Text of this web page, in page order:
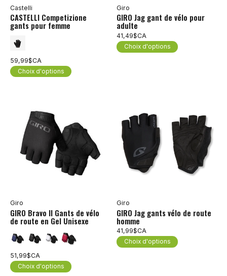
Castelli
CASTELLI Competizione
gants pour femme
59,99$CA
Choix d'options
Giro
GIRO Jag gant de vélo pour
adulte
41,49$CA
Choix d'options
Giro
GIRO Bravo II Gants de vélo
de route en Gel Unisexe
51,99$CA
Choix d'options
Giro
GIRO Jag gants vélo de route
homme
41,99$CA
Choix d'options